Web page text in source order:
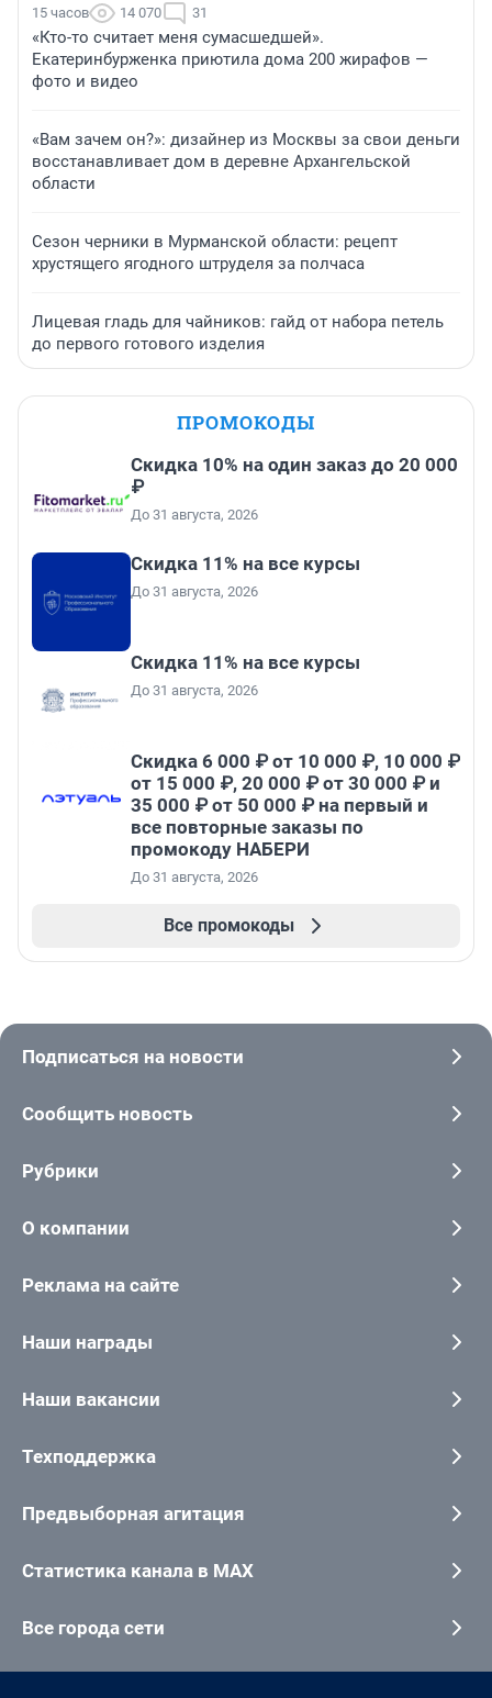
15 часов 14 070 31
«Кто-то считает меня сумасшедшей».
Екатеринбурженка приютила дома 200 жирафов —
фото и видео
«Вам зачем он?»: дизайнер из Москвы за свои деньги
восстанавливает дом в деревне Архангельской
области
Сезон черники в Мурманской области: рецепт
хрустящего ягодного штруделя за полчаса
Лицевая гладь для чайников: гайд от набора петель
до первого готового изделия
ПРОМОКОДЫ
Скидка 10% на один заказ до 20 000
₽
До 31 августа, 2026
Скидка 11% на все курсы
До 31 августа, 2026
Скидка 11% на все курсы
До 31 августа, 2026
Скидка 6 000 ₽ от 10 000 ₽, 10 000 ₽
от 15 000 ₽, 20 000 ₽ от 30 000 ₽ и
35 000 ₽ от 50 000 ₽ на первый и
все повторные заказы по
промокоду НАБЕРИ
До 31 августа, 2026
Все промокоды
Подписаться на новости
Сообщить новость
Рубрики
О компании
Реклама на сайте
Наши награды
Наши вакансии
Техподдержка
Предвыборная агитация
Статистика канала в MAX
Все города сети